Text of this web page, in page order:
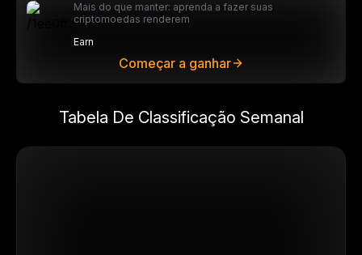
Mais do que manter: aprenda a fazer suas
criptomoedas renderem
Earn
Começar a ganhar
Tabela De Classificação Semanal